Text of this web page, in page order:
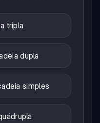
tripla
dupla
simples